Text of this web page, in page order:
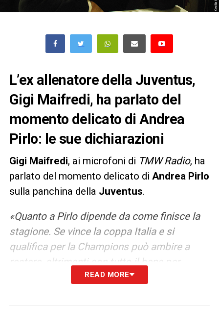
L’ex allenatore della Juventus,
Gigi Maifredi, ha parlato del
momento delicato di Andrea
Pirlo: le sue dichiarazioni
Gigi Maifredi, ai microfoni di TMW Radio, ha
parlato del momento delicato di Andrea Pirlo
sulla panchina della Juventus.
«Quanto a Pirlo dipende da come finisce la
stagione. Se vince la coppa Italia e si
qualifica per la Champions può ambire a
restare, altrimenti con tutto il bene per
Andrea, potrà essere sostituito. Ha messo in
READ MORE